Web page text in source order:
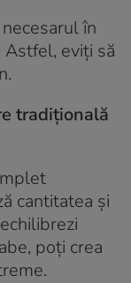
în
eviți să
tradițională
cantitatea și
poți crea